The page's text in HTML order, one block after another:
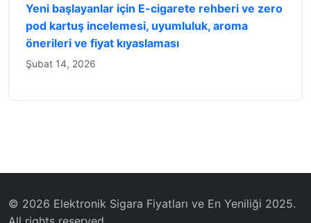
Yeni başlayanlar için E-cigarete rehberi ve zero
pod kartuş incelemesi, uyumluluk, aroma
önerileri ve fiyat kıyaslaması
Şubat 14, 2026
© 2026 Elektronik Sigara Fiyatları ve En Yeniliği 2025.